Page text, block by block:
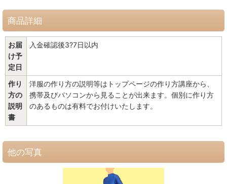
商品詳細
お届
け予
定日
入金確認後3?7日以内
作り
方の
説明
書
洋服の作り方の説明等はトップページの作り方講座から、
携帯及びパソコンから見ることが出来ます。個別に作り方
のあるものは有料でお付けいたします。
他の写真